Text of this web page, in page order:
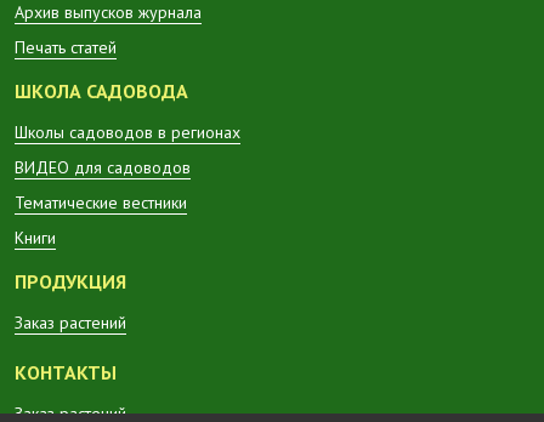
Архив выпусков журнала
Печать статей
ШКОЛА САДОВОДА
Школы садоводов в регионах
ВИДЕО для садоводов
Тематические вестники
Книги
ПРОДУКЦИЯ
Заказ растений
КОНТАКТЫ
Заказ растений